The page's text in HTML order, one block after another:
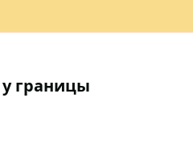
границы